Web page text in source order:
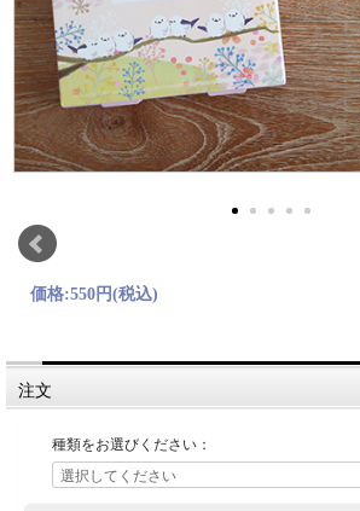
価格:550円(税込)
注文
種類をお選びください：